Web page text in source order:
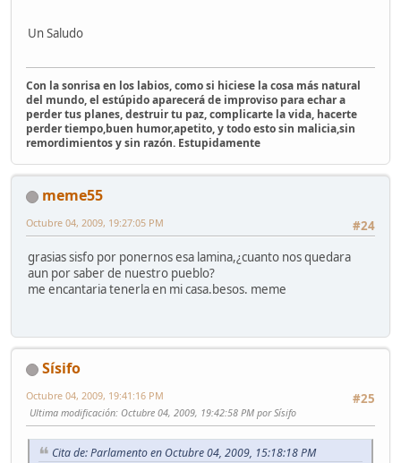
Un Saludo
Con la sonrisa en los labios, como si hiciese la cosa más natural
del mundo, el estúpido aparecerá de improviso para echar a
perder tus planes, destruir tu paz, complicarte la vida, hacerte
perder tiempo,buen humor,apetito, y todo esto sin malicia,sin
remordimientos y sin razón. Estupidamente
meme55
#24
Octubre 04, 2009, 19:27:05 PM
grasias sisfo por ponernos esa lamina,¿cuanto nos quedara
aun por saber de nuestro pueblo?
me encantaria tenerla en mi casa.besos. meme
Sísifo
#25
Octubre 04, 2009, 19:41:16 PM
Ultima modificación: Octubre 04, 2009, 19:42:58 PM por Sísifo
Cita de: Parlamento en Octubre 04, 2009, 15:18:18 PM